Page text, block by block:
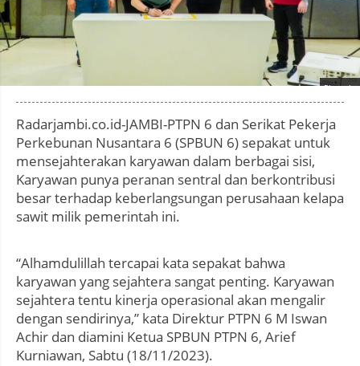
Photo by
Radarjambi.co.id-JAMBI-PTPN 6 dan Serikat Pekerja
Perkebunan Nusantara 6 (SPBUN 6) sepakat untuk
mensejahterakan karyawan dalam berbagai sisi,
Karyawan punya peranan sentral dan berkontribusi
besar terhadap keberlangsungan perusahaan kelapa
sawit milik pemerintah ini.
“Alhamdulillah tercapai kata sepakat bahwa
karyawan yang sejahtera sangat penting. Karyawan
sejahtera tentu kinerja operasional akan mengalir
dengan sendirinya,” kata Direktur PTPN 6 M Iswan
Achir dan diamini Ketua SPBUN PTPN 6, Arief
Kurniawan, Sabtu (18/11/2023).